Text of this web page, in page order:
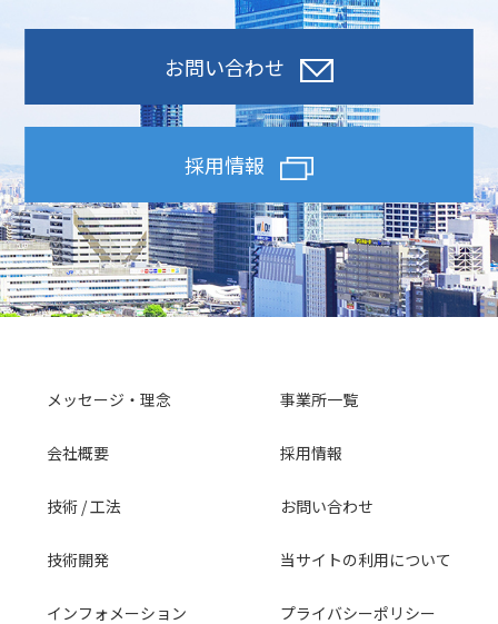
お問い合わせ
採用情報
メッセージ・理念
会社概要
技術 / 工法
技術開発
インフォメーション
事業所一覧
採用情報
お問い合わせ
当サイトの利用について
プライバシーポリシー